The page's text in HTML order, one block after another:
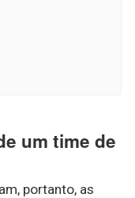
um time de
portanto, as